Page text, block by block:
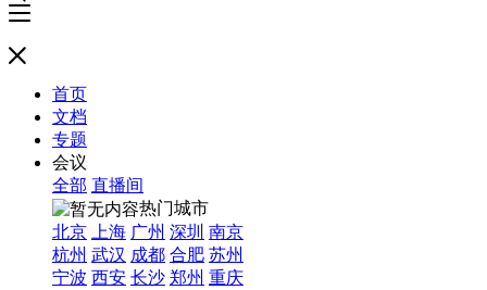
首页
文档
专题
会议
全部 直播间
热门城市
北京
上海 广州 深圳 南京
杭州 武汉 成都 合肥 苏州
宁波 西安 长沙 郑州 重庆